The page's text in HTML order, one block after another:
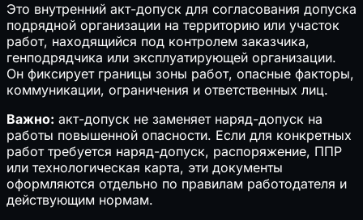
Это внутренний акт-допуск для согласования допуска
подрядной организации на территорию или участок
работ, находящийся под контролем заказчика,
генподрядчика или эксплуатирующей организации.
Он фиксирует границы зоны работ, опасные факторы,
коммуникации, ограничения и ответственных лиц.
Важно: акт-допуск не заменяет наряд-допуск на
работы повышенной опасности. Если для конкретных
работ требуется наряд-допуск, распоряжение, ППР
или технологическая карта, эти документы
оформляются отдельно по правилам работодателя и
действующим нормам.